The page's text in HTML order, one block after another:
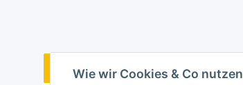
Wie wir Cookies & Co nutzen
Vertrag widerrufen